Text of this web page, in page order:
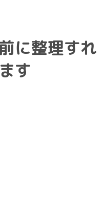
に整理すれ
す